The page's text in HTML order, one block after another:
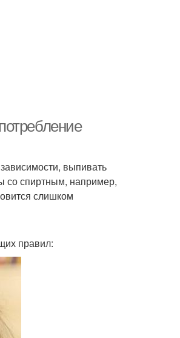
выпивать
со спиртным, например,
слишком
правил: